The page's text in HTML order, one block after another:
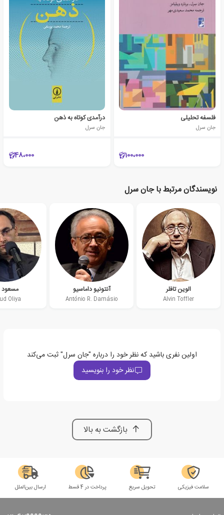
فلسفه تحلیلی
جان سرل
100،000
درآمدی کوتاه به ذهن
جان سرل
48،000
نویسندگان مرتبط با جان سرل
الوین تافلر
Alvin Toffler
آنتونیو داماسیو
António R. Damásio
مسعود
Oliya
اولین نفری باشید که نظر خود را درباره "جان سرل" ثبت می‌کند
نظر خود را بنویسید
بازگشت به بالا
سلامت فیزیکی تحویل سریع پرداخت در 4 قسط ارسال بین‌الملل